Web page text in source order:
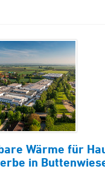
Wärme für
in